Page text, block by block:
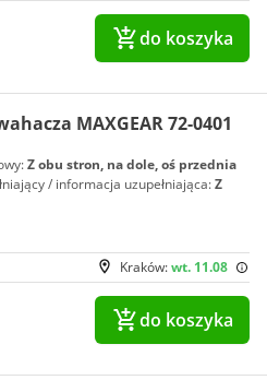
do koszyka
MAXGEAR 72-0401
Z obu stron, na dole, oś przednia
/ informacja uzupełniająca:Z
Kraków:wt. 11.08
do koszyka